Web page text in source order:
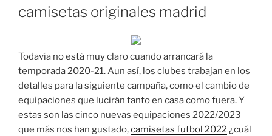
camisetas originales madrid
Todavía no está muy claro cuando arrancará la
temporada 2020-21. Aun así, los clubes trabajan en los
detalles para la siguiente campaña, como el cambio de
equipaciones que lucirán tanto en casa como fuera. Y
estas son las cinco nuevas equipaciones 2022/2023
que más nos han gustado,camisetas futbol 2022¿cuál